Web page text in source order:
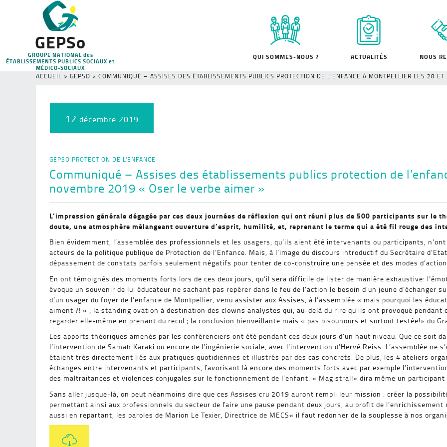
GEPSo
GROUPE NATIONAL des
ÉTABLISSEMENTS PUBLICS SOCIAUX et
MÉDICO-SOCIAUX
QUI SOMMES-NOUS ? ACTUALITÉS NOUS
ACCUEIL > GEPSO > COMMUNIQUÉ – ASSISES DES ÉTABLISSEMENTS PUBLICS PROTECTION DE L’ENFANCE À MONTPELLIER LES 28
12 décembre 2019
GEPSO PROTECTION DE L'ENFANCE
Communiqué – Assises des établissements publics protection de
novembre 2019 « Oser le verbe aimer »
L’impression générale dégagée par ces deux journées de réflexion qui ont réuni plus de 500 participants sur le
doute, une atmosphère mélangeant ouverture d’esprit, humilité, et, reprenant le terme qui a été fil rouge des
Bien évidemment, l’assemblée des professionnels et les usagers, qu’ils aient été intervenants ou participants,
acteurs de la politique publique de Protection de l’Enfance. Mais, à l’image du discours introductif du Secrétaire
dépassement de constats parfois seulement négatifs pour tenter de co-construire une pensée et des modes
En ont témoignés des moments forts lors de ces deux jours, qu’il sera difficile de lister de manière exhaustive:
évoque un souvenir de lui éducateur ne sachant pas repérer dans le feu de l’action le besoin d’un jeune
d’un usager du foyer de l’enfance de Montpellier, venu assister aux Assises, à l’assemblée « mais pourquoi les
aiment ?! » ; la standing ovation à destination des clowns analystes qui, au-delà du rire qu’ils ont provoqué pendant
regarder elle-même en prenant du recul ; la conclusion bienveillante mais « pas bisounours et surtout testée!» du
Les apports théoriques amenés par les conférenciers ont été pendant ces deux jours d’un haut niveau. Que ce soit
l’intervention de Samah Karaki ou encore de l’ingénierie sociale, avec l’intervention d’Hervé Reiss. L’assemblée ne
étaient très directement liés aux pratiques quotidiennes et illustrés par des cas concrets. De plus, les 4 ateliers
échanges entre intervenants et participants, favorisant là encore des moments forts avec par exemple
des maltraitances et violences conjugales sur le fonctionnement de l’enfant. « Magistral!» dira même un
Sans aller jusque-là, on peut néanmoins dire que ces Assises cru 2019 auront rempli leur mission : créer la
permettant ainsi aux professionnels du secteur de faire une pause pendant deux jours, au profit de
aussi en repartant, les paroles de Marion Le Texier, Directrice de MECS« il faut redonner de la souplesse à nos